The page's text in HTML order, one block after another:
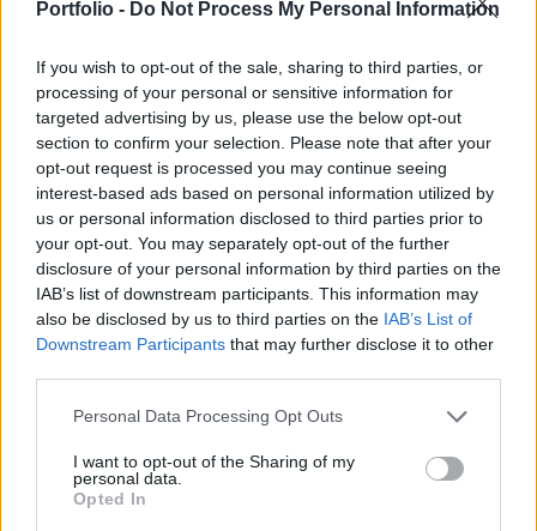
Portfolio - Do Not Process My Personal Information
If you wish to opt-out of the sale, sharing to third parties, or
processing of your personal or sensitive information for
targeted advertising by us, please use the below opt-out
section to confirm your selection. Please note that after your
opt-out request is processed you may continue seeing
interest-based ads based on personal information utilized by
us or personal information disclosed to third parties prior to
your opt-out. You may separately opt-out of the further
disclosure of your personal information by third parties on the
IAB’s list of downstream participants. This information may
also be disclosed by us to third parties on the IAB’s List of
Downstream Participants that may further disclose it to other
Personal Data Processing Opt Outs
I want to opt-out of the Sharing of my
personal data.
Opted In
megszakítanak a szervezettel pont egy
„Itt vagyunk az általam valaha látott legnagyobb
világjárvány kihívása közepén és minden egyes országra
szükség van ahhoz, hogy együtt dolgozzunk a
küzdelemben, beleértve az Egyesült Államokat is” –
mondta David Nabarro WHO-szóvivő a hírcsatornának.
Trump elnök még pénteken jelentette be, hogy megszakítja
a kapcsolatot a szervezettel és a nekik szánt támogatást...
KEDVES OLVASÓNK!
A keresett cikk a portfolio.hu hírarchívumához
tartozik, melynek olvasása előfizetéses
Az előfizetés a következőket tartalmazza: